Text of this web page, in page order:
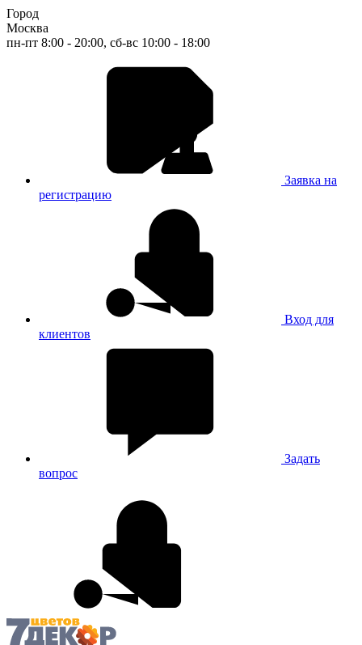
Город
Москва
пн-пт 8:00 - 20:00, сб-вс 10:00 - 18:00
Заявка на
регистрацию
Вход для
клиентов
Задать
вопрос